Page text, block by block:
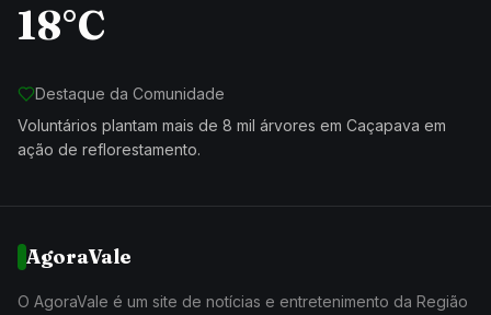
18°C
Destaque da Comunidade
Voluntários plantam mais de 8 mil árvores em Caçapava em
ação de reflorestamento.
AgoraVale
O AgoraVale é um site de notícias e entretenimento da Região